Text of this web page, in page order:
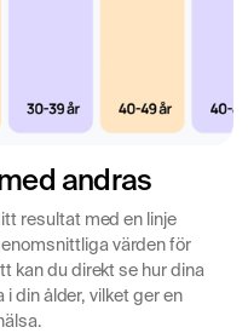
vara relevant vid
och
påverkar
lägre
andras
resultat med en linje
värden för
kan du direkt se hur dina
din ålder, vilket ger en